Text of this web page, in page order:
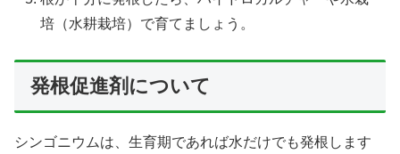
培（水耕栽培）で育てましょう。
発根促進剤について
シンゴニウムは、生育期であれば水だけでも発根します